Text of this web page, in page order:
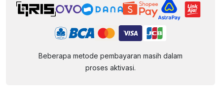
Beberapa metode pembayaran masih dalam
proses aktivasi.